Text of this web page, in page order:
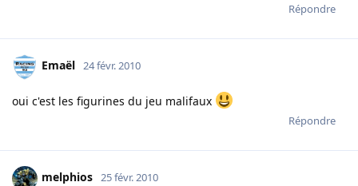
Répondre
Emaël 24 févr. 2010
oui c'est les figurines du jeu malifaux
Répondre
melphios 25 févr. 2010